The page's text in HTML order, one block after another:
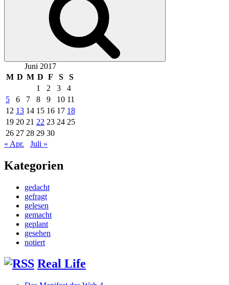
Juni 2017
M D M D F S
S
1
2 3
4
5
6 7 8 9 10 11
12 13 14 15 16 17 18
19 20 21 22 23 24 25
26 27 28 29 30
« Apr.
Juli »
Kategorien
gedacht
gefragt
gelesen
gemacht
geplant
gesehen
notiert
Real Life